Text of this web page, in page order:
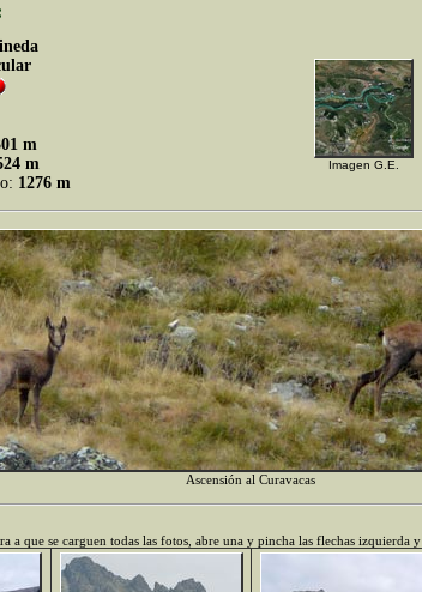
m
m
1276 m
Imagen G.E.
Ascensión al Curavacas
a que se carguen todas las fotos, abre una y pincha las flechas izquierda y